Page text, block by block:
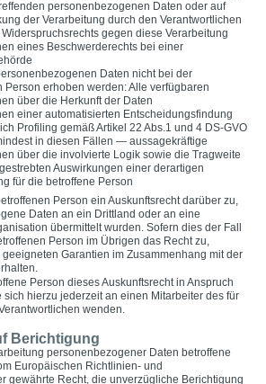
personenbezogenen Daten oder auf
der Verarbeitung durch den Verantwortlichen
gegen diese Verarbeitung
eines Beschwerderechts bei einer
Daten nicht bei der
Person erhoben werden: Alle verfügbaren
über die Herkunft der Daten
einer automatisierten Entscheidungsfindung
Profiling gemäß Artikel 22 Abs.1 und 4 DS-GVO
in diesen Fällen — aussagekräftige
über die involvierte Logik sowie die Tragweite
Auswirkungen einer derartigen
für die betroffene Person
Person ein Auskunftsrecht darüber zu,
Daten an ein Drittland oder an eine
übermittelt wurden. Sofern dies der Fall
Person im Übrigen das Recht zu,
Garantien im Zusammenhang mit der
Person dieses Auskunftsrecht in Anspruch
sich hierzu jederzeit an einen Mitarbeiter des für
wenden.
Berichtigung
personenbezogener Daten betroffene
Europäischen Richtlinien- und
gewährte Recht, die unverzügliche Berichtigung